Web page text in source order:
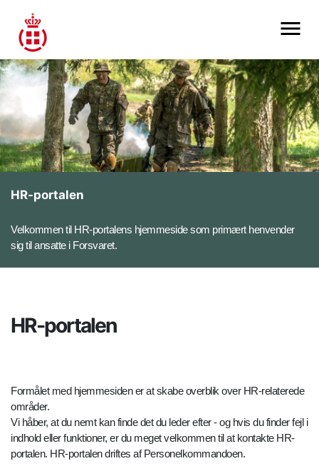
HR-portalen
Velkommen til HR-portalens hjemmeside som primært henvender
sig til ansatte i Forsvaret.
HR-portalen
Formålet med hjemmesiden er at skabe overblik over HR-relaterede
områder.
Vi håber, at du nemt kan finde det du leder efter - og hvis du finder fejl i
indhold eller funktioner, er du meget velkommen til at kontakte HR-
portalen. HR-portalen driftes af Personelkommandoen.